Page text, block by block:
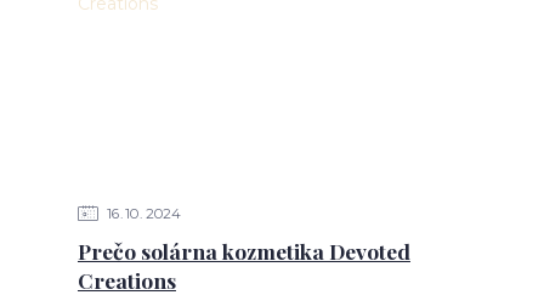
16 10 2024
Prečo solárna kozmetika Devoted
Creations